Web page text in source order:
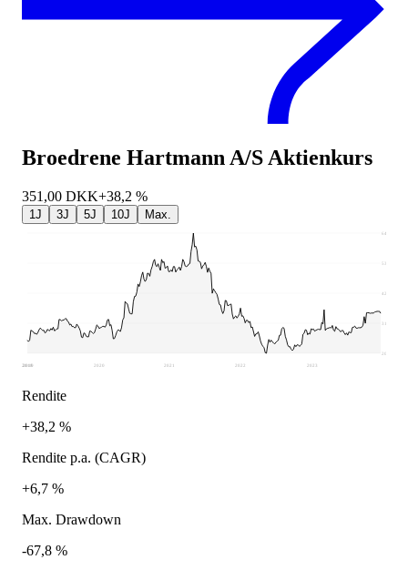
Broedrene Hartmann A/S Aktienkurs
351,00 DKK+38,2 %
1J 3J 5J 10J Max.
206,5
315,13
423,75
532,38
641
2018
2019 2020 2021 2022 2023
Rendite
+38,2 %
Rendite p.a. (CAGR)
+6,7 %
Max. Drawdown
-67,8 %